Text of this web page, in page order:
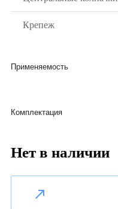
Крепеж
Применяемость
Комплектация
Нет в наличии